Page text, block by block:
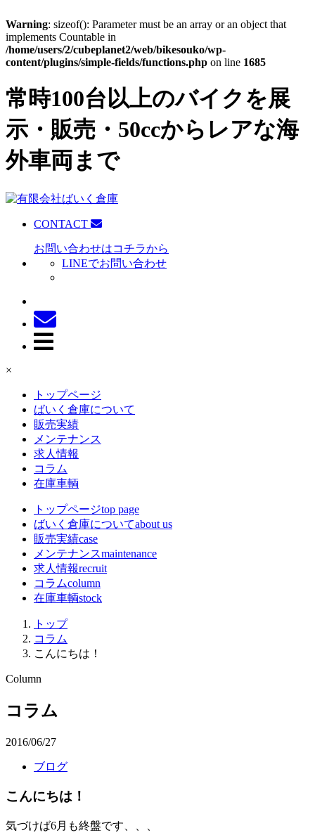
Warning: sizeof(): Parameter must be an array or an object that
implements Countable in
/home/users/2/cubeplanet2/web/bikesouko/wp-
content/plugins/simple-fields/functions.php on line 1685
常時100台以上のバイクを展
示・販売・50ccからレアな海
外車両まで
CONTACT
お問い合わせはコチラから
LINEでお問い合わせ
×
トップページ
ばいく倉庫について
販売実績
メンテナンス
求人情報
コラム
在庫車輌
トップページtop page
ばいく倉庫についてabout us
販売実績case
メンテナンスmaintenance
求人情報recruit
コラムcolumn
在庫車輌stock
トップ
コラム
こんにちは！
Column
コラム
2016/06/27
ブログ
こんにちは！
気づけば6月も終盤です、、、